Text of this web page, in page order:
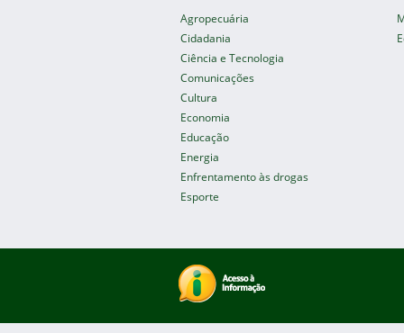
Agropecuária
Cidadania
Ciência e Tecnologia
Comunicações
Cultura
Economia
Educação
Energia
Enfrentamento às drogas
Esporte